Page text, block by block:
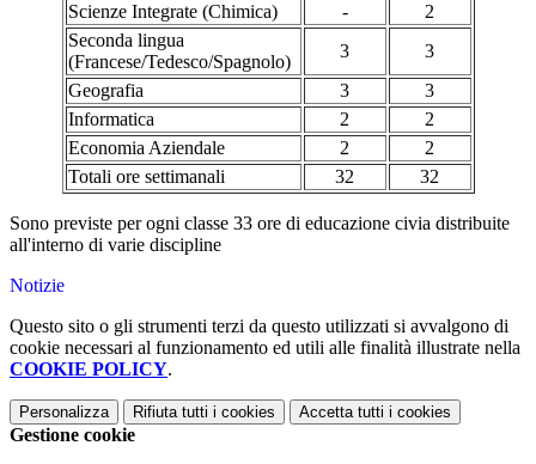
Scienze Integrate (Chimica)
-
2
Seconda lingua
(Francese/Tedesco/Spagnolo)
3
3
Geografia
3
3
Informatica
2
2
Economia Aziendale
2
2
Totali ore settimanali
32 32
Sono previste per ogni classe 33 ore di educazione civia distribuite
all'interno di varie discipline
Notizie
Questo sito o gli strumenti terzi da questo utilizzati si avvalgono di
cookie necessari al funzionamento ed utili alle finalità illustrate nella
COOKIE POLICY.
Personalizza Rifiuta tutti i cookies Accetta tutti i cookies
Gestione cookie